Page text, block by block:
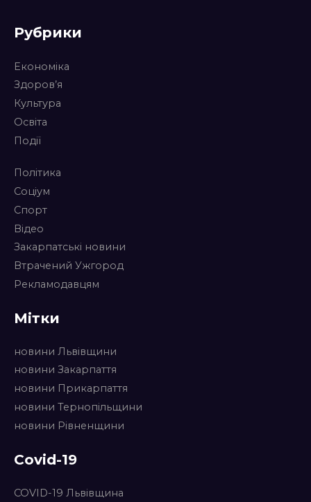
Рубрики
Економіка
Здоров’я
Культура
Освіта
Події
Політика
Соціум
Спорт
Відео
Закарпатські новини
Втрачений Ужгород
Рекламодавцям
Мітки
новини Львівщини
новини Закарпаття
новини Прикарпаття
новини Тернопільщини
новини Рівненщини
Covid-19
COVID-19 Львівщина